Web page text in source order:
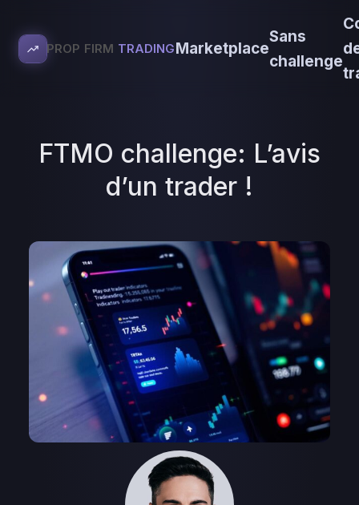
PROP FIRM TRADINGMarketplace
Sans
challenge
FTMO challenge: L’avis
d’un trader !